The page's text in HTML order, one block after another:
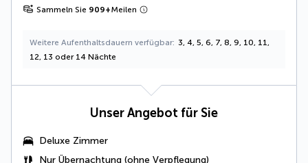
Sammeln Sie 909+Meilen
Weitere Aufenthaltsdauern verfügbar 3, 4, 5, 6, 7, 8, 9, 10, 11,
12, 13 oder 14 Nächte
Unser Angebot für Sie
Deluxe Zimmer
Nur Übernachtung (ohne Verpflegung)